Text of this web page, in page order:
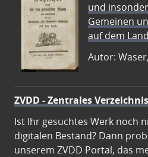
und
Gemeinen
auf dem Land
Autor:
ZVDD - Zentrales
Ist Ihr gesuchtes Werk noch
digitalen Bestand? Dann
unserem ZVDD Portal, das